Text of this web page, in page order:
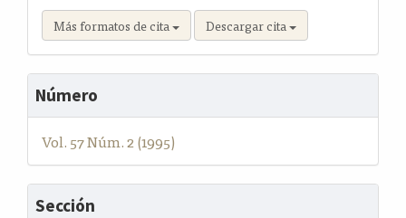
Más formatos de cita Descargar cita
Número
Vol. 57 Núm. 2 (1995)
Sección